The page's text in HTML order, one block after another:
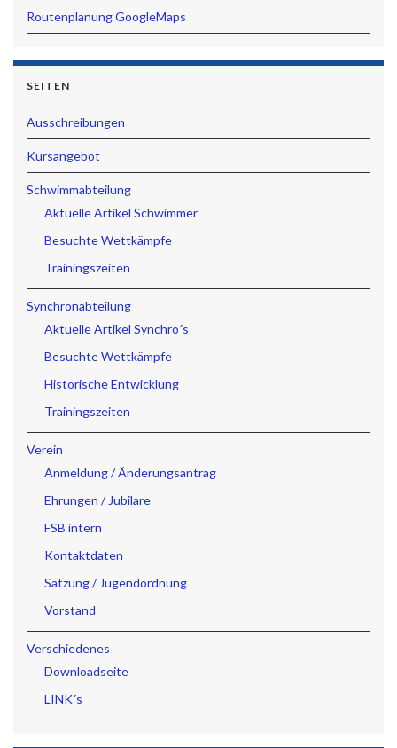
Routenplanung GoogleMaps
SEITEN
Ausschreibungen
Kursangebot
Schwimmabteilung
Aktuelle Artikel Schwimmer
Besuchte Wettkämpfe
Trainingszeiten
Synchronabteilung
Aktuelle Artikel Synchro´s
Besuchte Wettkämpfe
Historische Entwicklung
Trainingszeiten
Verein
Anmeldung / Änderungsantrag
Ehrungen / Jubilare
FSB intern
Kontaktdaten
Satzung / Jugendordnung
Vorstand
Verschiedenes
Downloadseite
LINK´s